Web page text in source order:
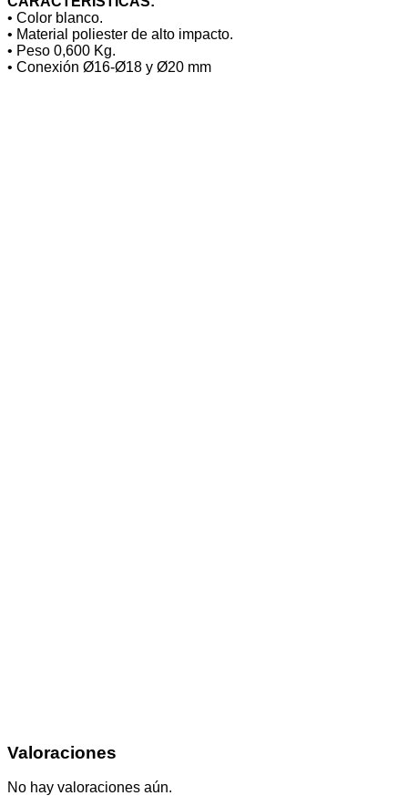
• Color blanco.
• Material poliester de alto impacto.
• Peso 0,600 Kg.
• Conexión Ø16-Ø18 y Ø20 mm
Valoraciones
No hay valoraciones aún.